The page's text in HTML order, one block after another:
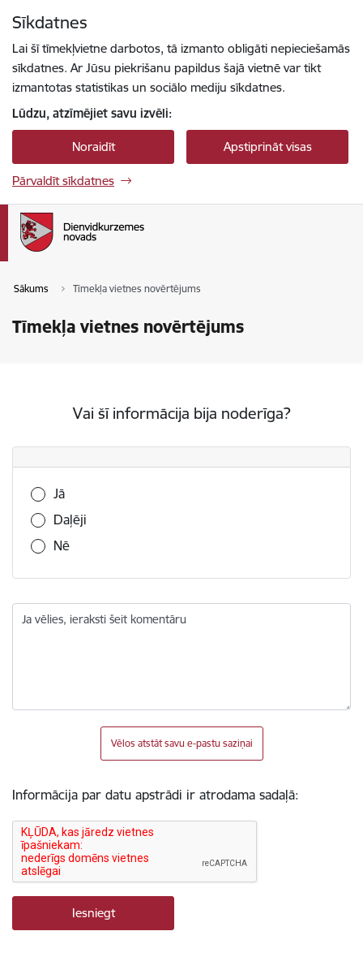
Sīkdatnes
Lai šī tīmekļvietne darbotos, tā izmanto obligāti nepieciešamās
sīkdatnes. Ar Jūsu piekrišanu papildus šajā vietnē var tikt
izmantotas statistikas un sociālo mediju sīkdatnes.
Lūdzu, atzīmējiet savu izvēli:
Noraidīt Apstiprināt visas
Pārvaldīt sīkdatnes
Sākums Tīmekļa vietnes novērtējums
Tīmekļa vietnes novērtējums
Vai šī informācija bija noderīga?
Vai šī informācija bija noderīga?
Jā
Daļēji
Nē
Ja vēlies, ieraksti šeit komentāru
Vēlos atstāt savu e-pastu saziņai
Informācija par datu apstrādi ir atrodama sadaļā: